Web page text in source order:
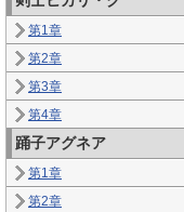
第1章
第2章
第3章
第4章
踊子アグネア
第1章
第2章